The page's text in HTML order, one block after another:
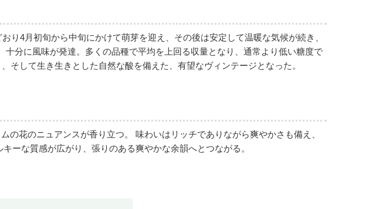
4月初旬から中旬にかけて萌芽を迎え、その後は安定して温暖な気候が続き、
分に風味が発達。多くの品種で平均を上回る収量となり、通常より低い糖度で
して生き生きとした自然な酸を備えた、有望なヴィンテージとなった。
花のニュアンスが香り立つ。 味わいはリッチでありながら爽やかさも備え、
ーな質感が広がり、張りのある爽やかな余韻へとつながる。